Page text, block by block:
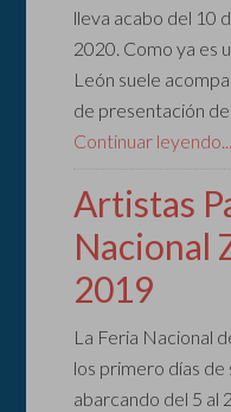
lleva acabo del 10
2020. Como ya es
León suele
de presentación
Continuar leyendo...
Artistas
Nacional
2019
La Feria Nacional
los primero días
abarcando del 5 al